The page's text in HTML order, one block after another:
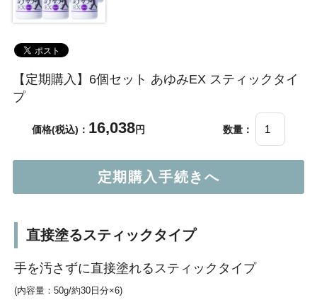
【定期購入】6個セット あゆみEX スティックタイ
プ
価格(税込)： 16,038円 数量：
直接塗るスティックタイプ
手を汚さずに直接塗れるスティックタイプ
(内容量：50g/約30日分×6)